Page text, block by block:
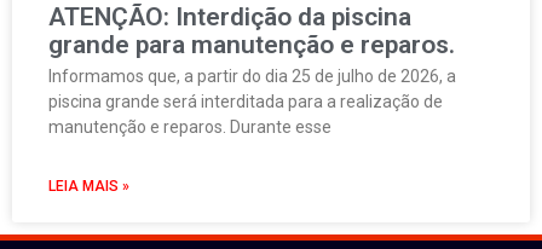
ATENÇÃO: Interdição da piscina
grande para manutenção e reparos.
Informamos que, a partir do dia 25 de julho de 2026, a
piscina grande será interditada para a realização de
manutenção e reparos. Durante esse
LEIA MAIS »